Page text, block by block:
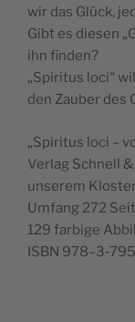
wir das Glück,
Gibt es diesen
ihn finden?
„Spir­i­tus loci“
den Zauber des
„Spir­i­tus loci –
Ver­lag Schnell
unserem
Umfang 272
129 far­bige
ISBN